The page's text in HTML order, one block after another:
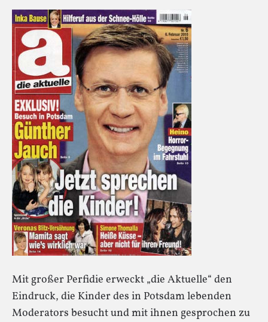
Mit großer Perfidie erweckt „die Aktuelle“ den
Eindruck, die Kinder des in Potsdam lebenden
Moderators besucht und mit ihnen gesprochen zu